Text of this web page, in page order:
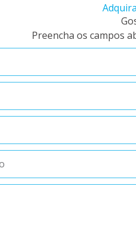
Preencha os campos